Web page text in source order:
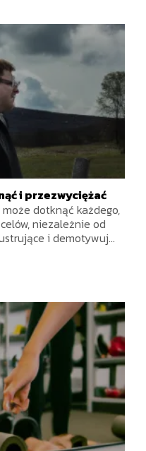
i przezwyciężać
dotknąć każdego,
niezależnie od
i demotywuj...